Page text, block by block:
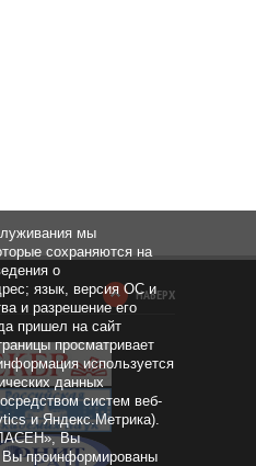
НАВЕРХ
мы
сохраняются на
о
язык, версия ОС и
и разрешение его
пришел на сайт
просматривает
используется
данных
систем веб-
и Яндекс.Метрика).
Вы
Вы проинформированы